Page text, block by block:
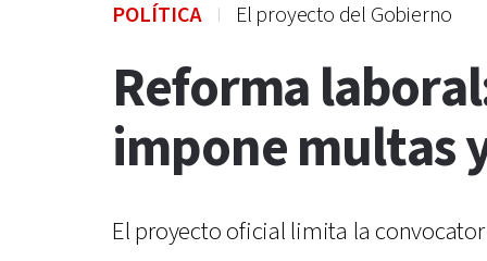
POLÍTICA El proyecto del Gobierno
Reforma
impone multas
El proyecto oficial limita la